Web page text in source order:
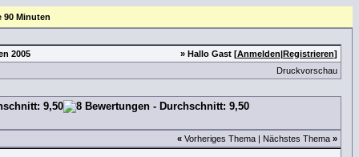
90 Minuten
2005 » Hallo Gast [Anmelden Registrieren]
Druckvorschau
« Vorheriges Thema| Nächstes Thema »